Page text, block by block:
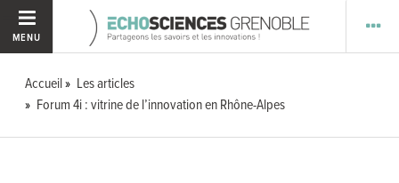
MENU
Accueil
Les articles
Forum 4i : vitrine de l’innovation en Rhône-Alpes